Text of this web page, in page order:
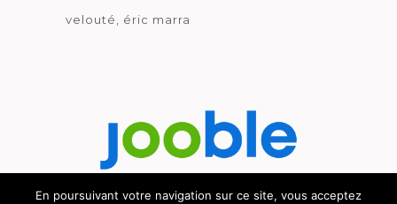
velouté
éric marra
En poursuivant votre navigation sur ce site, vous acceptez